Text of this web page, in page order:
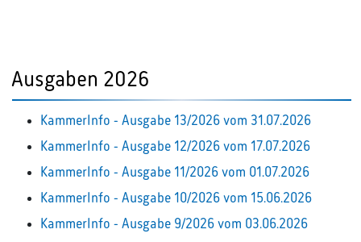
Ausgaben 2026
KammerInfo - Ausgabe 13/2026 vom 31.07.2026
KammerInfo - Ausgabe 12/2026 vom 17.07.2026
KammerInfo - Ausgabe 11/2026 vom 01.07.2026
KammerInfo - Ausgabe 10/2026 vom 15.06.2026
KammerInfo - Ausgabe 9/2026 vom 03.06.2026